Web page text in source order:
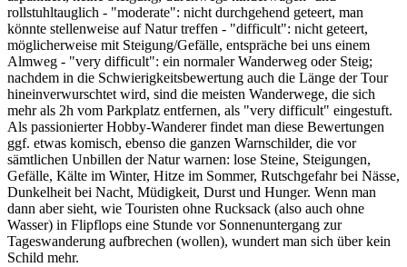
rollstuhltauglich - "moderate": nicht durchgehend geteert, man
könnte stellenweise auf Natur treffen - "difficult": nicht geteert,
möglicherweise mit Steigung/Gefälle, entspräche bei uns einem
Almweg - "very difficult": ein normaler Wanderweg oder Steig;
nachdem in die Schwierigkeitsbewertung auch die Länge der Tour
hineinverwurschtet wird, sind die meisten Wanderwege, die sich
mehr als 2h vom Parkplatz entfernen, als "very difficult" eingestuft.
Als passionierter Hobby-Wanderer findet man diese Bewertungen
ggf. etwas komisch, ebenso die ganzen Warnschilder, die vor
sämtlichen Unbillen der Natur warnen: lose Steine, Steigungen,
Gefälle, Kälte im Winter, Hitze im Sommer, Rutschgefahr bei Nässe,
Dunkelheit bei Nacht, Müdigkeit, Durst und Hunger. Wenn man
dann aber sieht, wie Touristen ohne Rucksack (also auch ohne
Wasser) in Flipflops eine Stunde vor Sonnenuntergang zur
Tageswanderung aufbrechen (wollen), wundert man sich über kein
Schild mehr.